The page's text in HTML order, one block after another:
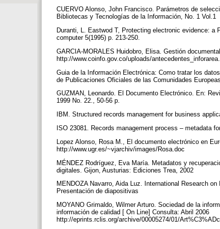
CUERVO Alonso, John Francisco. Parámetros de
Bibliotecas y Tecnologías de la Información, No. 1 Vol.1
Duranti, L. Eastwod T, Protecting electronic evidence:
computer 5(1995) p. 213-250.
GARCIA-MORALES Huidobro, Elisa. Gestión
http://www.coinfo.gov.co/uploads/
Guia de la Información Electrónica: Como tratar los
de Publicaciones Oficiales de las Comunidades
GUZMAN, Leonardo. El Documento Electrónico. En:
1999 No. 22., 50-56 p.
IBM. Structured records management for business
ISO 23081. Records management process – metadata
Lopez Alonso, Rosa M., El documento electrónico en
http://www.ugr.es/~vjarchiv/images/Rosa.doc
MÉNDEZ Rodríguez, Eva María. Metadatos y
digitales. Gijon, Austurias: Ediciones Trea, 2002
MENDOZA Navarro, Aida Luz. International Research
Presentación de diapositivas
MOYANO Grimaldo, Wilmer Arturo. Sociedad de la
información de calidad [ On Line] Consulta: Abril 2006
http://eprints.rclis.org/archive/00005274/01/